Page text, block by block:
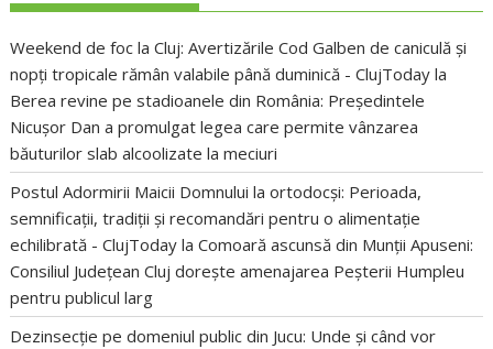
Weekend de foc la Cluj: Avertizările Cod Galben de caniculă și
nopți tropicale rămân valabile până duminică - ClujToday la
Berea revine pe stadioanele din România: Președintele
Nicușor Dan a promulgat legea care permite vânzarea
băuturilor slab alcoolizate la meciuri
Postul Adormirii Maicii Domnului la ortodocși: Perioada,
semnificații, tradiții și recomandări pentru o alimentație
echilibrată - ClujToday laComoară ascunsă din Munții Apuseni:
Consiliul Județean Cluj dorește amenajarea Peșterii Humpleu
pentru publicul larg
Dezinsecție pe domeniul public din Jucu: Unde și când vor